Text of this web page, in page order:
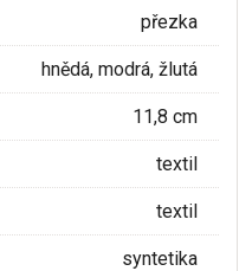
přezka
hnědá, modrá, žlutá
11,8 cm
textil
textil
syntetika